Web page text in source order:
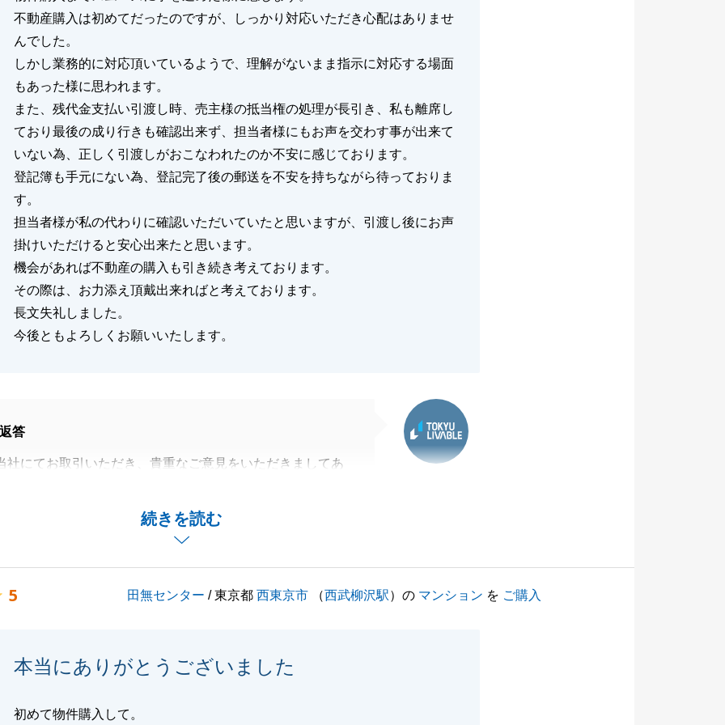
と思います。お気遣いいただきましてありがとうございま
や、ご質問、お部屋の中で何か不都合な点等ございました
にご連絡下さいませ。
ありがとうございました。
不動産購入は初めてだったのですが、しっかり対応いただき心配はありませ
んでした。
しかし業務的に対応頂いているようで、理解がないまま指示に対応する場面
もあった様に思われます。
また、残代金支払い引渡し時、売主様の抵当権の処理が長引き、私も離席し
ており最後の成り行きも確認出来ず、担当者様にもお声を交わす事が出来て
いない為、正しく引渡しがおこなわれたのか不安に感じております。
登記簿も手元にない為、登記完了後の郵送を不安を持ちながら待っておりま
す。
担当者様が私の代わりに確認いただいていたと思いますが、引渡し後にお声
掛けいただけると安心出来たと思います。
機会があれば不動産の購入も引き続き考えております。
その際は、お力添え頂戴出来ればと考えております。
長文失礼しました。
今後ともよろしくお願いいたします。
続きを読む
答
にてお取引いただき、貴重なご意見をいただきましてあ
のご購入という事もあり、ご心配をお掛けしてしまい申し
ントは、他のお客様にも通ずる事だと思いますので、今後
がございましたら、お気軽にお声掛けくださいませ。
お願い致します。
5 田無センター / 東京都西東京市 （西武柳沢駅）の マンション を ご購入
本当にありがとうございました
初めて物件購入して。